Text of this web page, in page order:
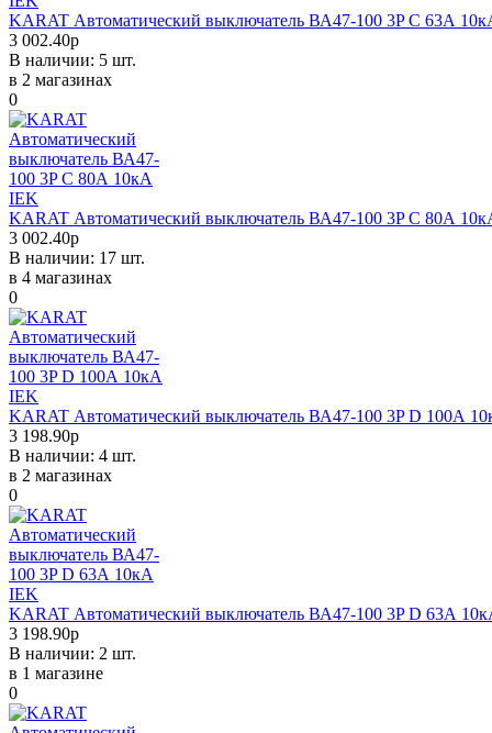
KARAT Автоматический выключатель ВА47-100 3P C 63А
3 002.40р
В наличии: 5 шт.
в 2 магазинах
0
KARAT Автоматический выключатель ВА47-100 3P C 80А
3 002.40р
В наличии: 17 шт.
в 4 магазинах
0
KARAT Автоматический выключатель ВА47-100 3P D 100А
3 198.90р
В наличии: 4 шт.
в 2 магазинах
0
KARAT Автоматический выключатель ВА47-100 3P D 63А
3 198.90р
В наличии: 2 шт.
в 1 магазине
0